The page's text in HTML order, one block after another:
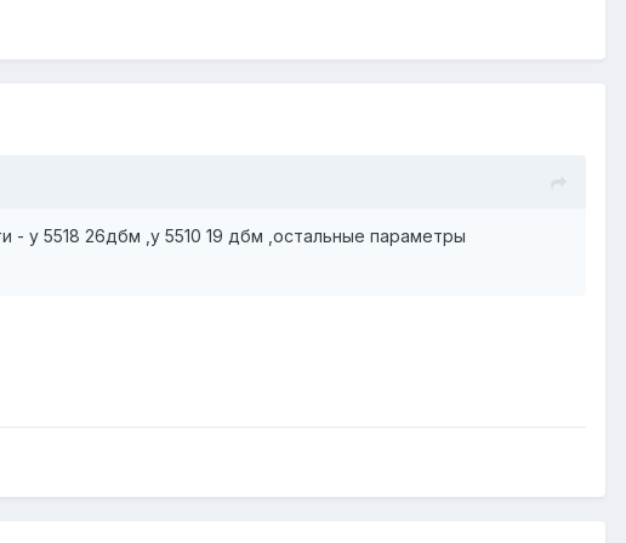
- у 5518 26дбм ,у 5510 19 дбм ,остальные параметры